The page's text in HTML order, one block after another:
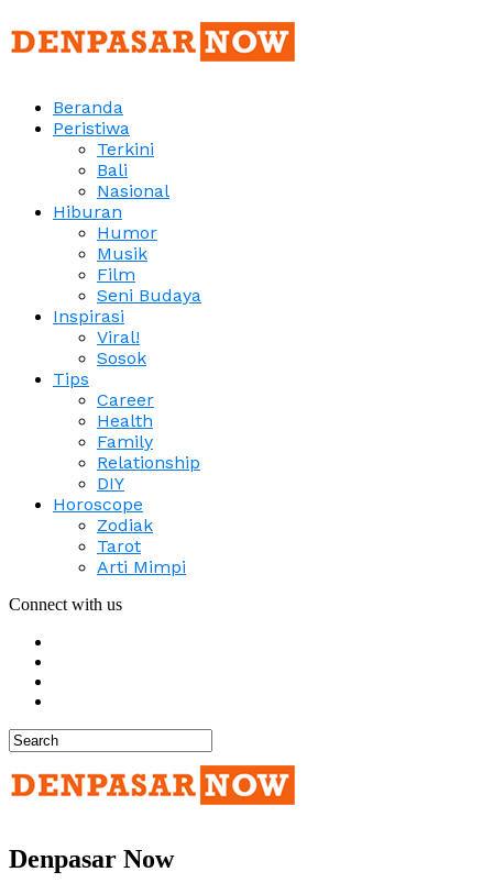
Beranda
Peristiwa
Terkini
Bali
Nasional
Hiburan
Humor
Musik
Film
Seni Budaya
Inspirasi
Viral!
Sosok
Tips
Career
Health
Family
Relationship
DIY
Horoscope
Zodiak
Tarot
Arti Mimpi
Connect with us
Denpasar Now